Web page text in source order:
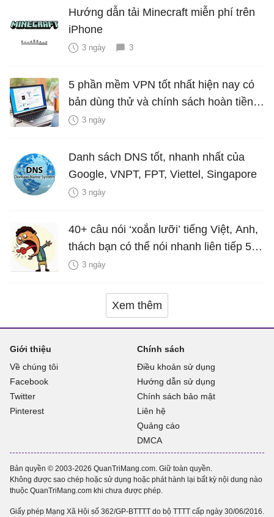
Hướng dẫn tải Minecraft miễn phí trên
iPhone
3 ngày 3
5 phần mềm VPN tốt nhất hiện nay có
bản dùng thử và chính sách hoàn tiền
miễn phí
3 ngày
Danh sách DNS tốt, nhanh nhất của
Google, VNPT, FPT, Viettel, Singapore
3 ngày
40+ câu nói ‘xoắn lưỡi’ tiếng Việt, Anh,
thách bạn có thể nói nhanh liên tiếp 5
lần mà vẫn trôi chảy
3 ngày
Xem thêm
Giới thiệu
Về chúng tôi
Facebook
Twitter
Pinterest
Chính sách
Điều khoản sử dụng
Hướng dẫn sử dụng
Chính sách bảo mật
Liên hệ
Quảng cáo
DMCA
Bản quyền © 2003-2026 QuanTriMang.com. Giữ toàn quyền.
Không được sao chép hoặc sử dụng hoặc phát hành lại bất kỳ nội dung nào
thuộc QuanTriMang.com khi chưa được phép.
Giấy phép Mạng Xã Hội số 362/GP-BTTTT do bộ TTTT cấp ngày 30/06/2016.